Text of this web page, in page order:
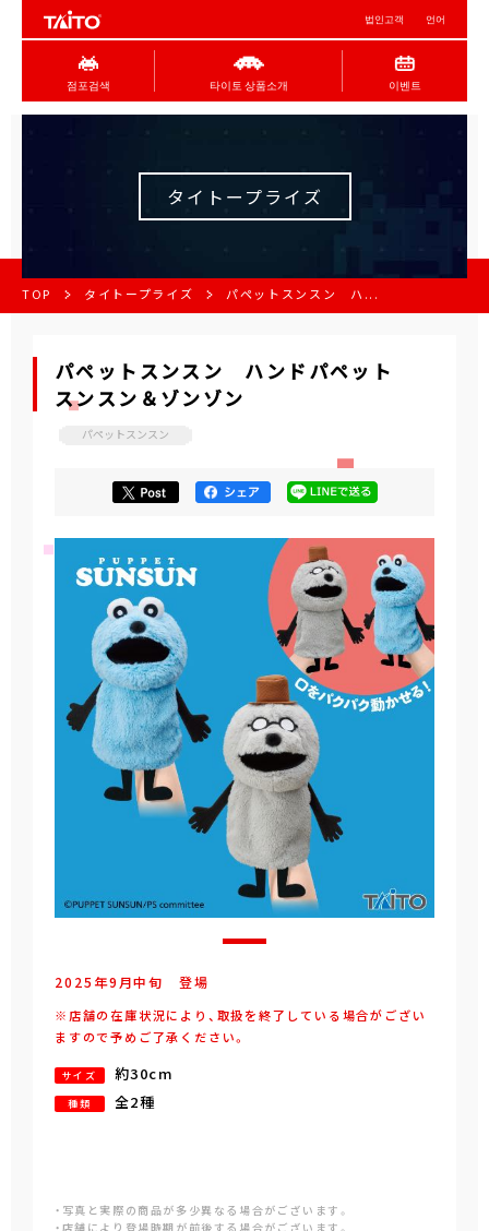
법인고객 언어
점포검색 타이토 상품소개 이벤트
タイトープライズ
TOP タイトープライズ パペットスンスン ハ...
パペットスンスン ハンドパペット
スンスン＆ゾンゾン
パペットスンスン
2025年9 月中旬 登場
※店舗の在庫状況により、取扱を終了している場合がござい
ますので予めご了承ください。
サイズ 約30cm
種類 全2種
・写真と実際の商品が多少異なる場合がございます。
・店舗により登場時期が前後する場合がございます。